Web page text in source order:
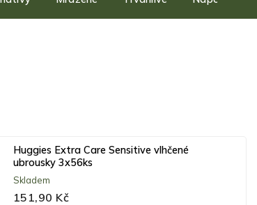
Huggies Extra Care Sensitive vlhčené
ubrousky 3x56ks
Skladem
151,90 Kč